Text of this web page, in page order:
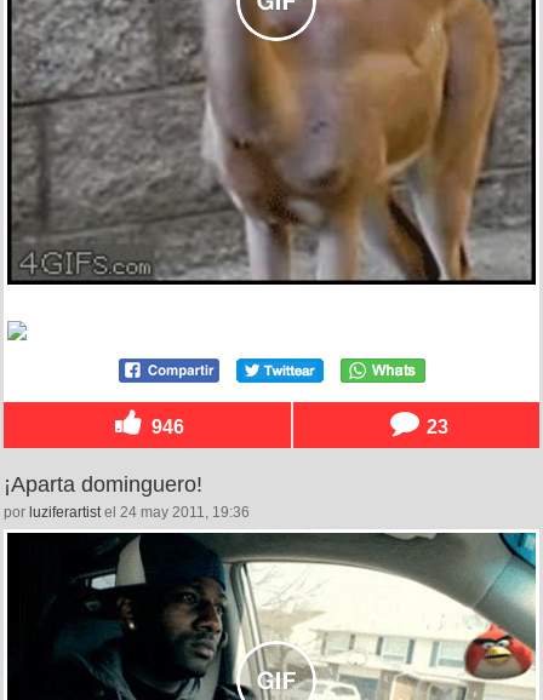
946 23
¡Aparta dominguero!
por luziferartistel 24 may 2011, 19:36